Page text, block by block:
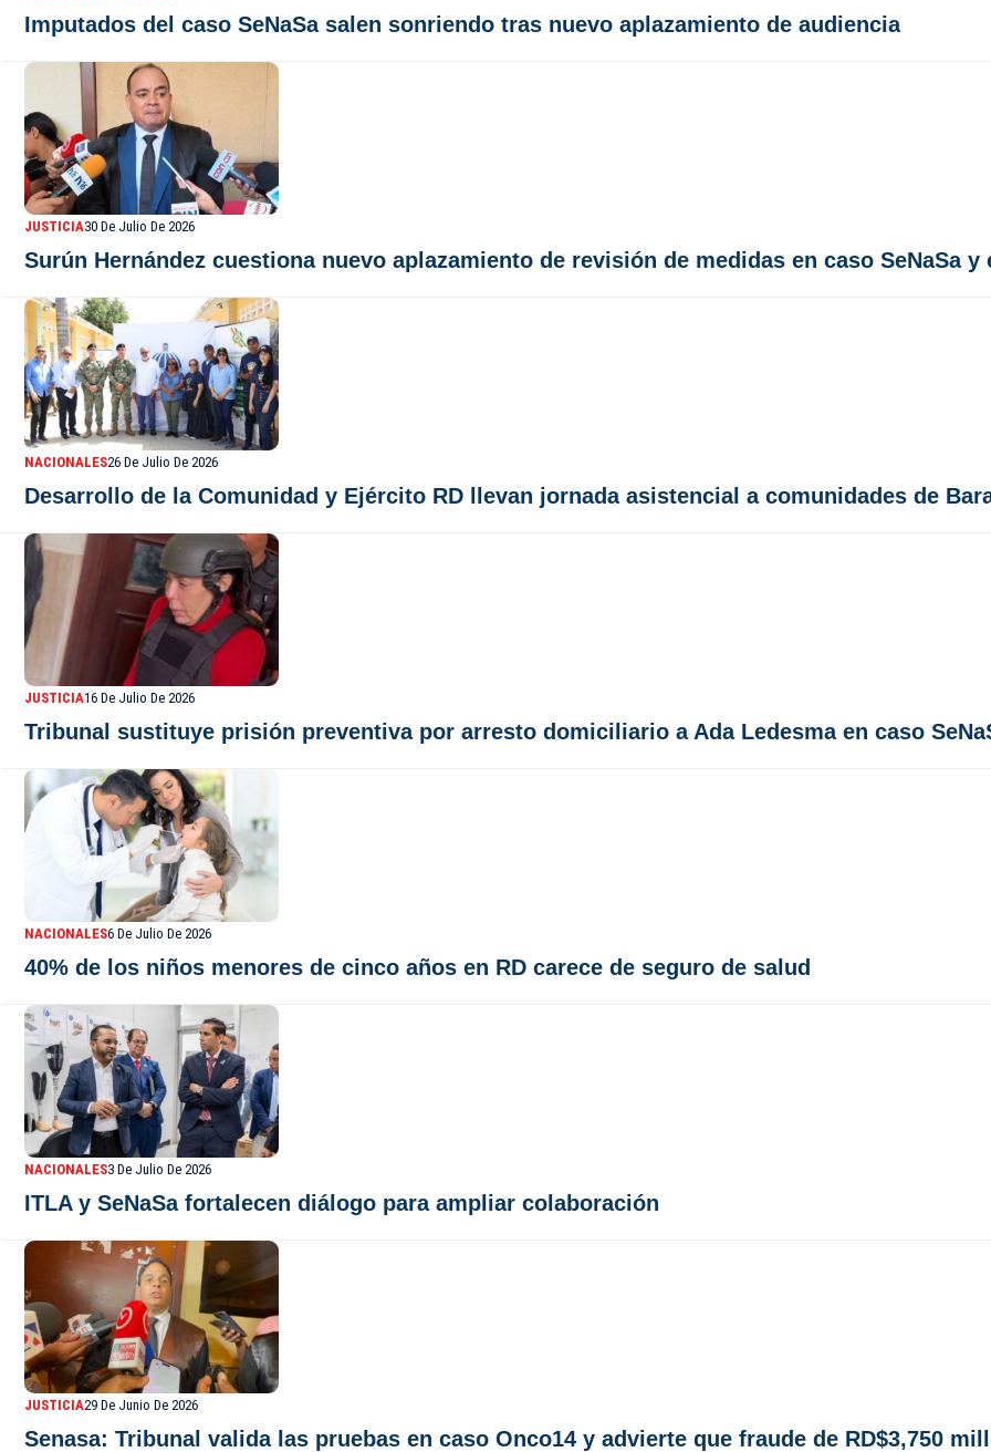
Imputados del caso SeNaSa salen sonriendo tras nuevo aplazamiento de audiencia
JUSTICIA30 De Julio De 2026
Surún Hernández cuestiona nuevo aplazamiento de revisión de medidas en caso SeNaSa
NACIONALES26 De Julio De 2026
Desarrollo de la Comunidad y Ejército RD llevan jornada asistencial a comunidades de
JUSTICIA16 De Julio De 2026
Tribunal sustituye prisión preventiva por arresto domiciliario a Ada Ledesma en caso
NACIONALES6 De Julio De 2026
40% de los niños menores de cinco años en RD carece de seguro de salud
NACIONALES3 De Julio De 2026
ITLA y SeNaSa fortalecen diálogo para ampliar colaboración
JUSTICIA29 De Junio De 2026
Senasa: Tribunal valida las pruebas en caso Onco14 y advierte que fraude de RD$3,750